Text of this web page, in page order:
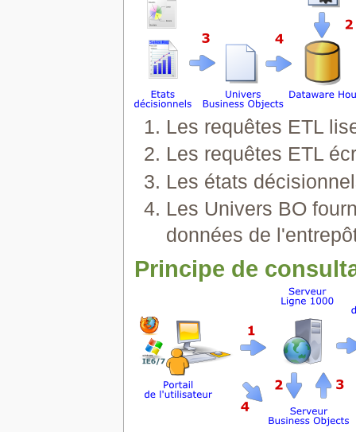
Les requêtes ETL
Les requêtes ETL
Les états
Les Univers BO
données de
Principe de